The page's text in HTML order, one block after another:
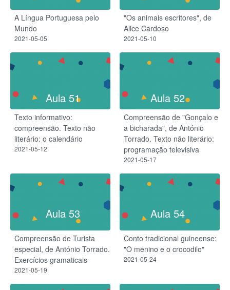
A Língua Portuguesa pelo
Mundo
2021-05-05
"Os animais escritores", de
Alice Cardoso
2021-05-10
Aula 51
Texto informativo:
compreensão. Texto não
literário: o calendário
2021-05-12
Aula 52
Compreensão de "Gonçalo e
a bicharada", de António
Torrado. Texto não literário:
programação televisiva
2021-05-17
Aula 53
Compreensão de Turista
especial, de António Torrado.
Exercícios gramaticais
2021-05-19
Aula 54
Conto tradicional guineense:
"O menino e o crocodilo"
2021-05-24